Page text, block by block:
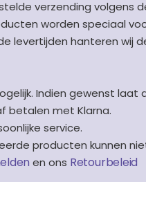
verzending volgens
worden speciaal
levertijden hanteren wij
Indien gewenst
betalen met Klarna.
service.
producten kunnen
en ons Retourbeleid